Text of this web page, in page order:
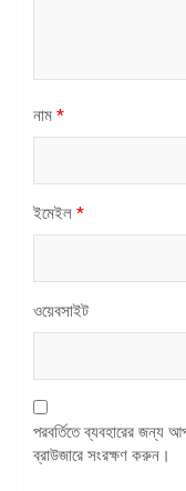
নাম *
ইমেইল *
ওয়েবসাইট
পরবর্তিতে ব্যবহারের জন্য
ব্রাউজারে সংরক্ষণ করুন।